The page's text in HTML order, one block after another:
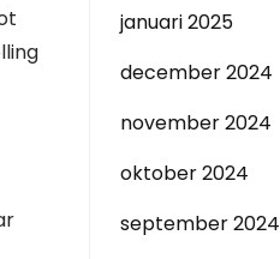
januari 2025
december 2024
november 2024
oktober 2024
september 2024